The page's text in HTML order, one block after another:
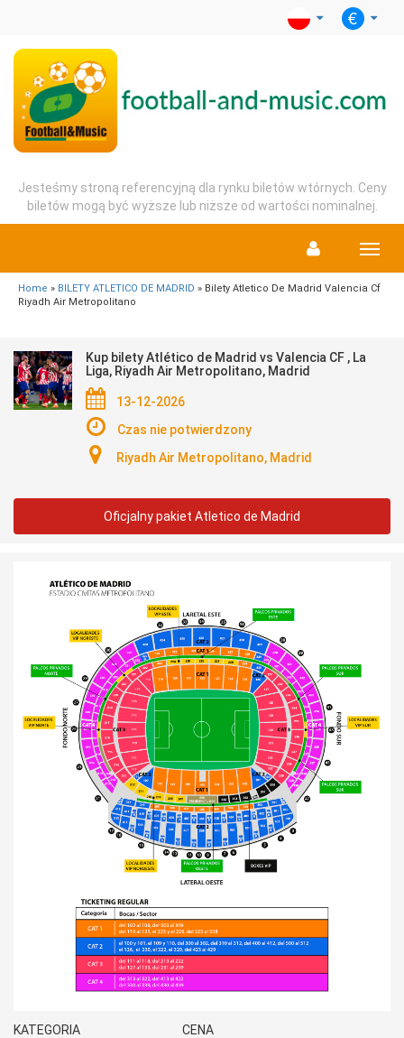
Jesteśmy stroną referencyjną dla rynku biletów wtórnych. Ceny
biletów mogą być wyższe lub niższe od wartości nominalnej.
Menu
Home » BILETY ATLETICO DE MADRID » Bilety Atletico De Madrid Valencia Cf
Riyadh Air Metropolitano
Kup bilety Atlético de Madrid vs Valencia CF , La
Liga, Riyadh Air Metropolitano, Madrid
13-12-2026
Czas nie potwierdzony
Riyadh Air Metropolitano, Madrid
Oficjalny pakiet Atletico de Madrid
KATEGORIA CENA